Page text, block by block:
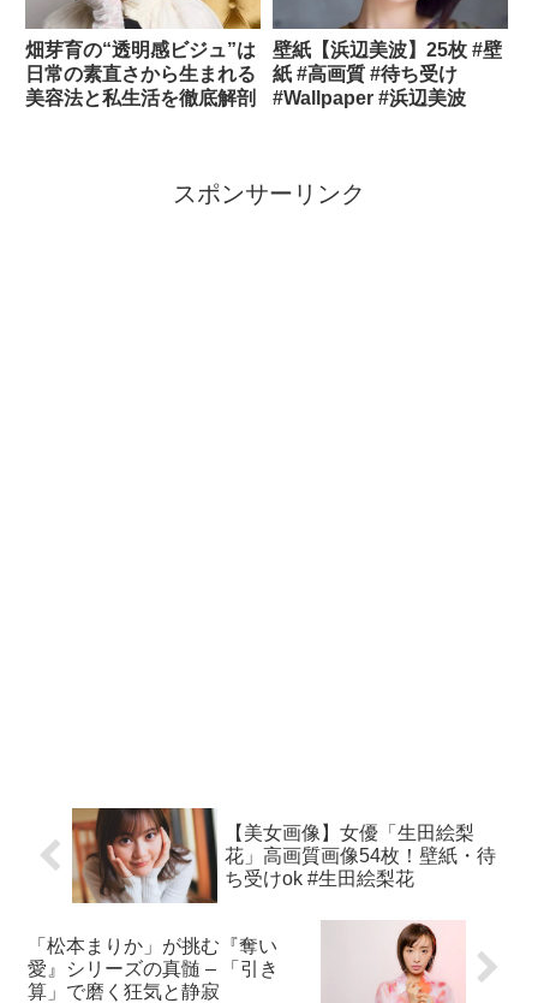
畑芽育の“透明感ビジュ”は
日常の素直さから生まれる
美容法と私生活を徹底解剖
壁紙【浜辺美波】25枚 #壁
紙 #高画質 #待ち受け
#Wallpaper #浜辺美波
スポンサーリンク
【美女画像】女優「生田絵梨
花」高画質画像54枚！壁紙・待
ち受けok #生田絵梨花
「松本まりか」が挑む『奪い
愛』シリーズの真髄 – 「引き
算」で磨く狂気と静寂